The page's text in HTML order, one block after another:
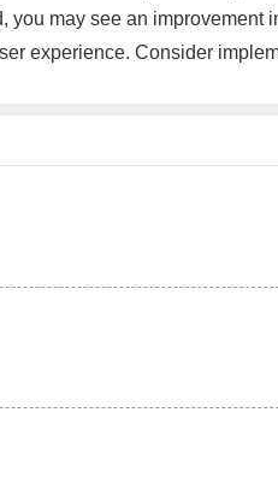
may see an improvement
experience. Consider